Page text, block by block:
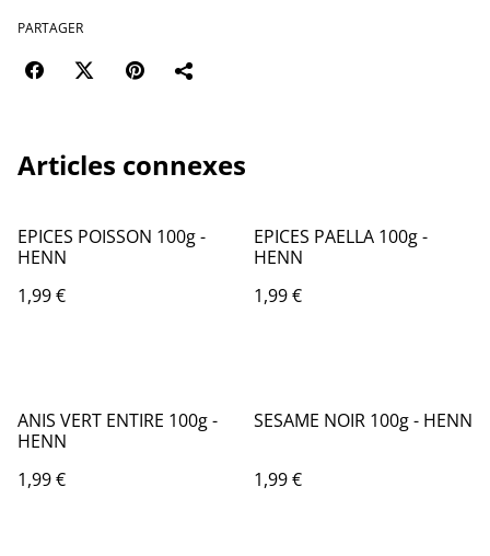
PARTAGER
Articles connexes
EPICES POISSON 100g -
HENN
1,99 €
EPICES PAELLA 100g -
HENN
1,99 €
ANIS VERT ENTIRE 100g -
HENN
1,99 €
SESAME NOIR 100g - HENN
1,99 €